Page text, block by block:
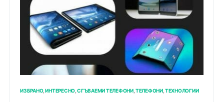
ИЗБРАНО ИНТЕРЕСНО СГЪВАЕМИ ТЕЛЕФОНИ ТЕЛЕФОНИ ТЕХНОЛОГИИ